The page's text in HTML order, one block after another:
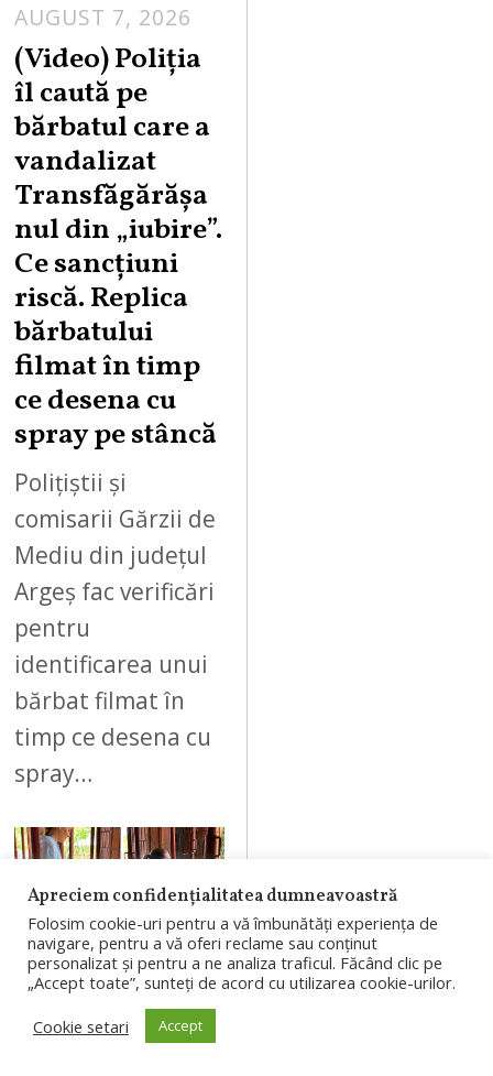
AUGUST 7, 2026
U
G
S
7
,
(Video) Poliția
îl caută pe
bărbatul care a
vandalizat
Transfăgărășa
nul din „iubire”.
Ce sancțiuni
riscă. Replica
bărbatului
filmat în timp
ce desena cu
spray pe stâncă
Polițiștii și
comisarii Gărzii de
Mediu din județul
Argeș fac verificări
pentru
identificarea unui
bărbat filmat în
timp ce desena cu
spray…
06
AUGUST 7, 2026
(Video) Cum
Apreciem confidențialitatea dumneavoastră
Folosim cookie-uri pentru a vă îmbunătăți experiența de
navigare, pentru a vă oferi reclame sau conținut
personalizat și pentru a ne analiza traficul. Făcând clic pe
„Accept toate”, sunteți de acord cu utilizarea cookie-urilor.
Cookie setari
Accept